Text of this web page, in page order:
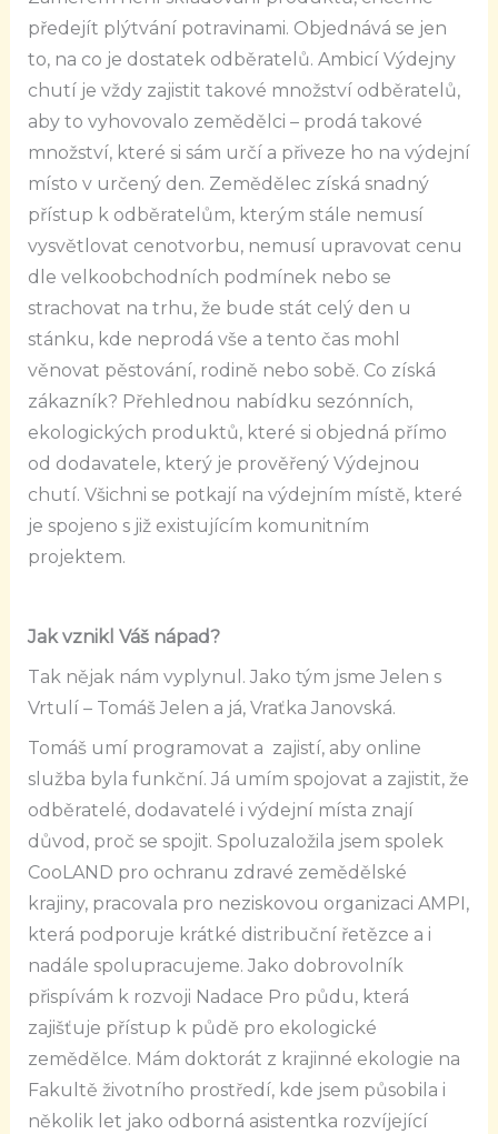
předejít plýtvání potravinami. Objednává se jen
to, na co je dostatek odběratelů. Ambicí Výdejny
chutí je vždy zajistit takové množství odběratelů,
aby to vyhovovalo zemědělci – prodá takové
množství, které si sám určí a přiveze ho na výdejní
místo v určený den. Zemědělec získá snadný
přístup k odběratelům, kterým stále nemusí
vysvětlovat cenotvorbu, nemusí upravovat cenu
dle velkoobchodních podmínek nebo se
strachovat na trhu, že bude stát celý den u
stánku, kde neprodá vše a tento čas mohl
věnovat pěstování, rodině nebo sobě. Co získá
zákazník? Přehlednou nabídku sezónních,
ekologických produktů, které si objedná přímo
od dodavatele, který je prověřený Výdejnou
chutí. Všichni se potkají na výdejním místě, které
je spojeno s již existujícím komunitním
projektem.
Jak vznikl Váš nápad?
Tak nějak nám vyplynul. Jako tým jsme Jelen s
Vrtulí – Tomáš Jelen a já, Vraťka Janovská.
Tomáš umí programovat a zajistí, aby online
služba byla funkční. Já umím spojovat a zajistit, že
odběratelé, dodavatelé i výdejní místa znají
důvod, proč se spojit. Spoluzaložila jsem spolek
CooLAND pro ochranu zdravé zemědělské
krajiny, pracovala pro neziskovou organizaci AMPI,
která podporuje krátké distribuční řetězce a i
nadále spolupracujeme. Jako dobrovolník
přispívám k rozvoji Nadace Pro půdu, která
zajišťuje přístup k půdě pro ekologické
zemědělce. Mám doktorát z krajinné ekologie na
Fakultě životního prostředí, kde jsem působila i
několik let jako odborná asistentka rozvíjející